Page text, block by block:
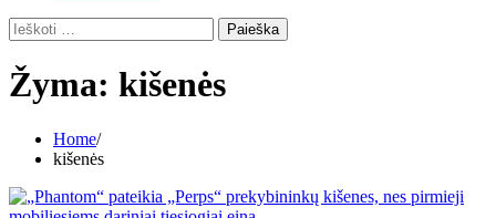
Ieškoti:
Žyma: kišenės
Home
kišenės